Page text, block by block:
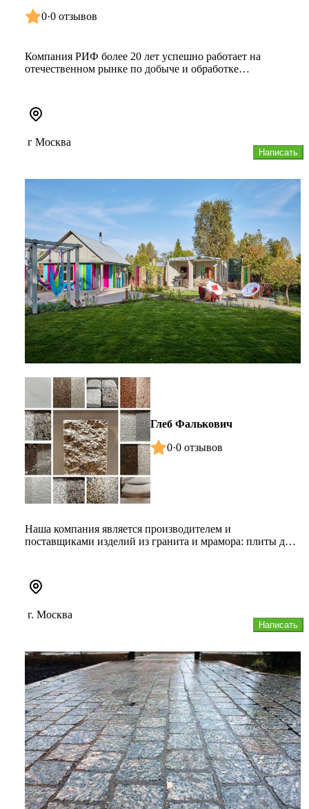
0·0 отзывов
Компания РИФ более 20 лет успешно работает на
отечественном рынке по добыче и обработке
Написать
г Москва
Глеб Фалькович
0·0 отзывов
Наша компания является производителем и
поставщиками изделий из гранита и мрамора: плиты для
Написать
г. Москва